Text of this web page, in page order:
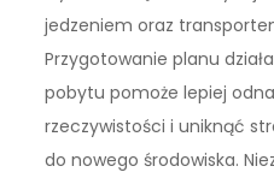
jedzeniem oraz
Przygotowanie planu
pobytu pomoże lepiej
rzeczywistości i uniknąć
do nowego środowiska.